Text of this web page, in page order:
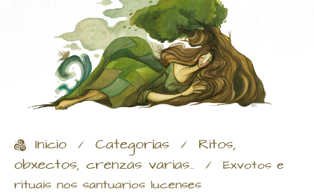
Inicio / Categorías / Ritos,
obxectos, crenzas varias.. / Exvotos e
rituais nos santuarios lucenses